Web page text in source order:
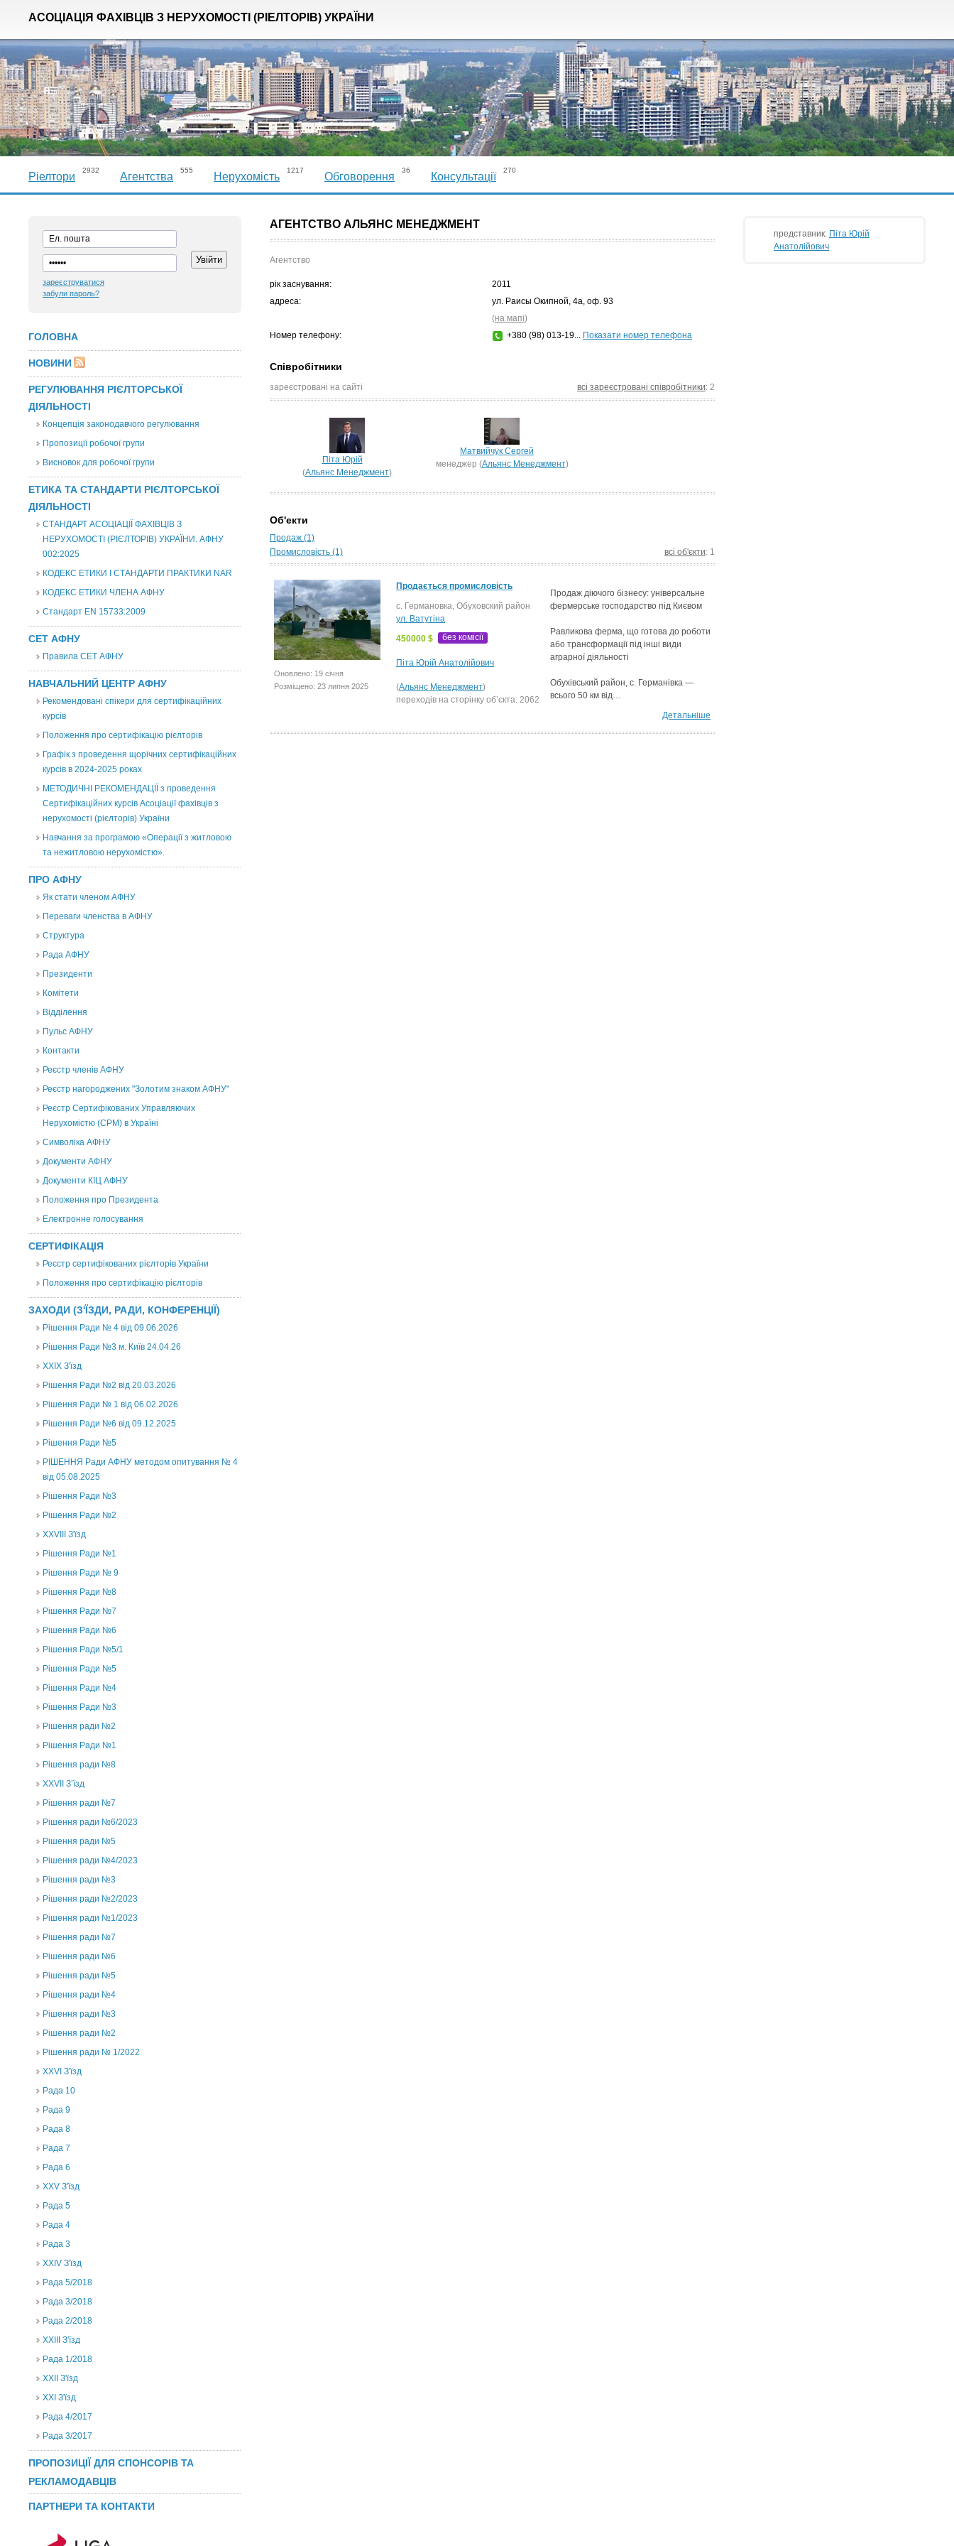
АСОЦІАЦІЯ ФАХІВЦІВ З НЕРУХОМОСТІ (РІЕЛТОРІВ) УКРАЇНИ
Ріелтори
2932
Агентства
555
Нерухомість
1217
Обговорення
36
Консультації
270
зареєструватися
забули пароль?
ГОЛОВНА
НОВИНИ
РЕГУЛЮВАННЯ РІЄЛТОРСЬКОЇ
ДІЯЛЬНОСТІ
Концепція законодавчого регулювання
Пропозиції робочої групи
Висновок для робочої групи
ЕТИКА ТА СТАНДАРТИ РІЄЛТОРСЬКОЇ
ДІЯЛЬНОСТІ
СТАНДАРТ АСОЦІАЦІЇ ФАХІВЦІВ З
НЕРУХОМОСТІ (РІЄЛТОРІВ) УКРАЇНИ. АФНУ
002:2025
КОДЕКС ЕТИКИ І СТАНДАРТИ ПРАКТИКИ NAR
КОДЕКС ЕТИКИ ЧЛЕНА АФНУ
Стандарт EN 15733:2009
СЕТ АФНУ
Правила СЕТ АФНУ
НАВЧАЛЬНИЙ ЦЕНТР АФНУ
Рекомендовані спікери для сертифікаційних
курсів
Положення про сертифікацію рієлторів
Графік з проведення щорічних сертифікаційних
курсів в 2024-2025 роках
МЕТОДИЧНІ РЕКОМЕНДАЦІЇ з проведення
Сертифікаційних курсів Асоціації фахівців з
нерухомості (рієлторів) України
Навчання за програмою «Операції з житловою
та нежитловою нерухомістю».
ПРО АФНУ
Як стати членом АФНУ
Переваги членства в АФНУ
Структура
Рада АФНУ
Президенти
Комітети
Відділення
Пульс АФНУ
Контакти
Реєстр членів АФНУ
Реєстр нагороджених "Золотим знаком АФНУ"
Реєстр Сертифікованих Управляючих
Нерухомістю (CPM) в Україні
Символіка АФНУ
Документи АФНУ
Документи КІЦ АФНУ
Положення про Президента
Електронне голосування
СЕРТИФІКАЦІЯ
Реєстр сертифікованих рієлторів України
Положення про сертифікацію рієлторів
ЗАХОДИ (З'ЇЗДИ, РАДИ, КОНФЕРЕНЦІЇ)
Рішення Ради № 4 від 09.06.2026
Рішення Ради №3 м. Київ 24.04.26
XXІХ З'їзд
Рішення Ради №2 від 20.03.2026
Рішення Ради № 1 від 06.02.2026
Рішення Ради №6 від 09.12.2025
Рішення Ради №5
РІШЕННЯ Ради АФНУ методом опитування № 4
від 05.08.2025
Рішення Ради №3
Рішення Ради №2
XXVIII З'їзд
Рішення Ради №1
Рішення Ради № 9
Рішення Ради №8
Рішення Ради №7
Рішення Ради №6
Рішення Ради №5/1
Рішення Ради №5
Рішення Ради №4
Рішення Ради №3
Рішення ради №2
Рішення Ради №1
Рішення ради №8
ХХVII З’їзд
Рішення ради №7
Рішення ради №6/2023
Рішення ради №5
Рішення ради №4/2023
Рішення ради №3
Рішення ради №2/2023
Рішення ради №1/2023
Рішення ради №7
Рішення ради №6
Рішення ради №5
Рішення ради №4
Рішення ради №3
Рішення ради №2
Рішення ради № 1/2022
XXVI З'їзд
Рада 10
Рада 9
Рада 8
Рада 7
Рада 6
XXV З'їзд
Рада 5
Рада 4
Рада 3
ХХIV З'їзд
Рада 5/2018
Рада 3/2018
Рада 2/2018
XXIII З'їзд
Рада 1/2018
ХХІІ З'їзд
XXI З'їзд
Рада 4/2017
Рада 3/2017
ПРОПОЗИЦІЇ ДЛЯ СПОНСОРІВ ТА
РЕКЛАМОДАВЦІВ
ПАРТНЕРИ ТА КОНТАКТИ
АГЕНТСТВО АЛЬЯНС МЕНЕДЖМЕНТ
Агентство
рік заснування:
2011
адреса:
ул. Раисы Окипной, 4а, оф. 93
(на мапі)
Номер телефону:
+380 (98) 013-19... Показати номер телефона
Співробітники
зареєстровані на сайті всі зареєстровані співробітники: 2
Піта Юрій
(Альянс Менеджмент)
Матвийчук Сергей
менеджер (Альянс Менеджмент)
Об'екти
Продаж (1)
Промисловість (1)
всі об'єкти: 1
Оновлено: 19 січня
Розміщено: 23 липня 2025
Продається промисловість
с. Германовка, Обуховский район
ул. Ватутіна
450000 $
без комісії
Піта Юрій Анатолійович
(Альянс Менеджмент)
переходів на сторінку об’єкта: 2062
Продаж діючого бізнесу: універсальне
фермерське господарство під Києвом
Равликова ферма, що готова до роботи
або трансформації під інші види
аграрної діяльності
Обухівський район, с. Германівка —
всього 50 км від…
Детальніше
представник: Піта Юрій
Анатолійович